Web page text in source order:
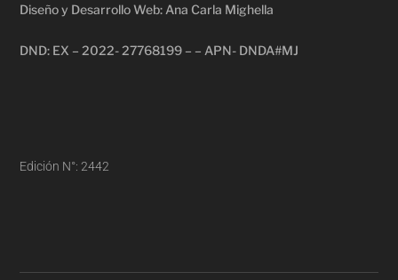
Diseño y Desarrollo Web: Ana Carla Mighella
DND: EX – 2022- 27768199 – – APN- DNDA#MJ
Edición N°: 2442